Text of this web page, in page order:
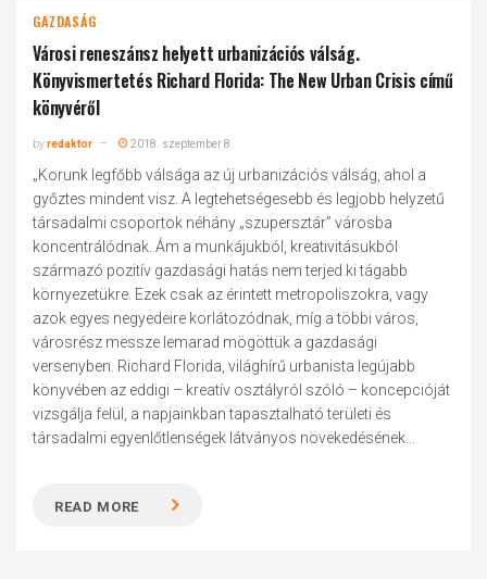
GAZDASÁG
Városi reneszánsz helyett urbanizációs válság.
Könyvismertetés Richard Florida: The New Urban Crisis című
könyvéről
byredaktor 2018. szeptember 8.
„Korunk legfőbb válsága az új urbanizációs válság, ahol a
győztes mindent visz. A legtehetségesebb és legjobb helyzetű
társadalmi csoportok néhány „szupersztár” városba
koncentrálódnak. Ám a munkájukból, kreativitásukból
származó pozitív gazdasági hatás nem terjed ki tágabb
környezetükre. Ezek csak az érintett metropoliszokra, vagy
azok egyes negyedeire korlátozódnak, míg a többi város,
városrész messze lemarad mögöttük a gazdasági
versenyben. Richard Florida, világhírű urbanista legújabb
könyvében az eddigi – kreatív osztályról szóló – koncepcióját
vizsgálja felül, a napjainkban tapasztalható területi és
társadalmi egyenlőtlenségek látványos növekedésének...
READ MORE